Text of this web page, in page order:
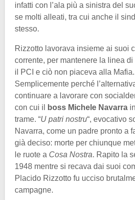
infatti con l’ala più a sinistra del
se molti alleati, tra cui anche il
stesso.
Rizzotto lavorava insieme ai suoi
corrente, per mantenere la linea
il PCI e ciò non piaceva alla
Semplicemente perché
continuare a lavorare con
con cui il
boss Michele Navarra
trame. “U patri nostru“, evocativo
Navarra, come un padre pronto a
già deciso: morte per chiunque
le ruote a Cosa Nostra. Rapito la
1948 mentre si recava dai suoi
Placido Rizzotto fu ucciso
campagne.